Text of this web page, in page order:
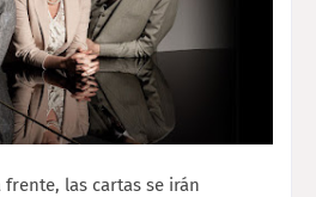
las cartas se irán